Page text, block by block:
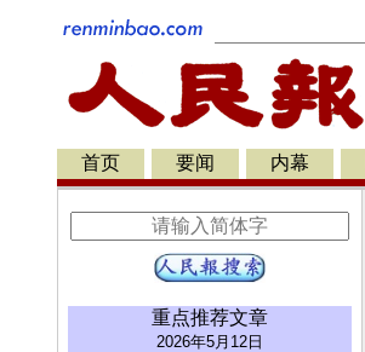
首页 要闻 内幕
重点推荐文章
2026年5月12日